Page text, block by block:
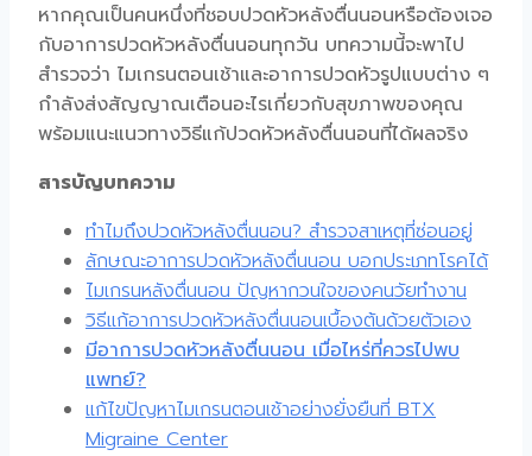
หากคุณเป็นคนหนึ่งที่ชอบปวดหัวหลังตื่นนอนหรือต้องเจอ
กับอาการปวดหัวหลังตื่นนอนทุกวัน บทความนี้จะพาไป
สำรวจว่า ไมเกรนตอนเช้าและอาการปวดหัวรูปแบบต่าง ๆ
กำลังส่งสัญญาณเตือนอะไรเกี่ยวกับสุขภาพของคุณ
พร้อมแนะแนวทางวิธีแก้ปวดหัวหลังตื่นนอนที่ได้ผลจริง
สารบัญบทความ
ทำไมถึงปวดหัวหลังตื่นนอน? สำรวจสาเหตุที่ซ่อนอยู่
ลักษณะอาการปวดหัวหลังตื่นนอน บอกประเภทโรคได้
ไมเกรนหลังตื่นนอน ปัญหากวนใจของคนวัยทำงาน
วิธีแก้อาการปวดหัวหลังตื่นนอนเบื้องต้นด้วยตัวเอง
มีอาการปวดหัวหลังตื่นนอน เมื่อไหร่ที่ควรไปพบ
แพทย์?
แก้ไขปัญหาไมเกรนตอนเช้าอย่างยั่งยืนที่ BTX
Migraine Center